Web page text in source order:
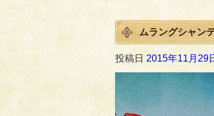
ムラングシャン
投稿日 2015年11月29